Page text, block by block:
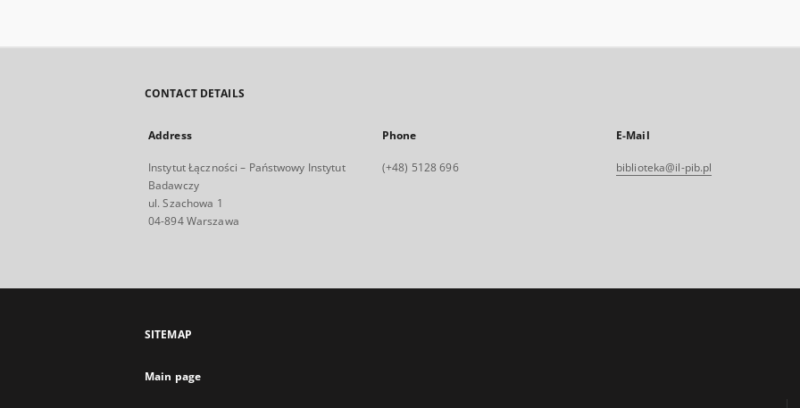
CONTACT DETAILS
Address
Instytut Łączności – Państwowy Instytut
Badawczy
ul. Szachowa 1
04-894 Warszawa
Phone
(+48) 5128 696
E-Mail
biblioteka@il-pib.pl
SITEMAP
Main page